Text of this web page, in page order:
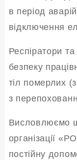
в період
відключення
Респіратори
безпеку
тіл померлих
з
Висловлюємо
організації
постійну